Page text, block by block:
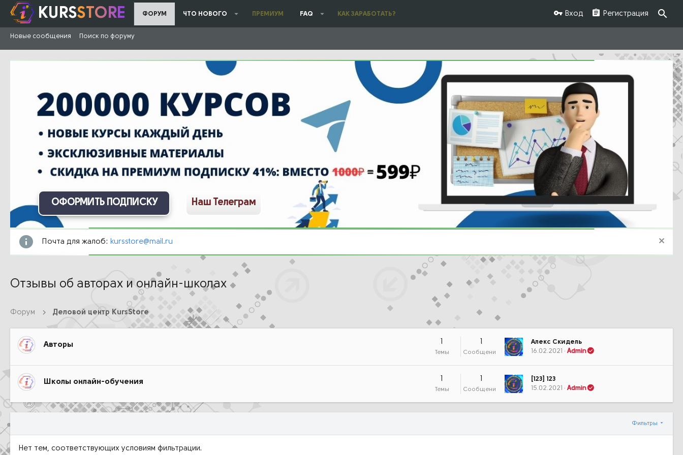
KURSSTORE ФОРУМ ЧТО НОВОГО ПРЕМИУМ FAQ КАК ЗАРАБОТАТЬ? Вход Регистрация
Новые сообщения Поиск по форуму
ОФОРМИТЬ ПОДПИСКУ Наш Телеграм
Почта для жалоб: kursstore@mail.ru
Отзывы об авторах и онлайн-школах
Форум Деловой центр KursStore
Авторы
Темы Сообщения
Алекс Скидель
16.02.2021
Admin
Школы онлайн-обучения
Темы Сообщения
[123] 123
15.02.2021
Admin
Фильтры
Нет тем, соответствующих условиям фильтрации.